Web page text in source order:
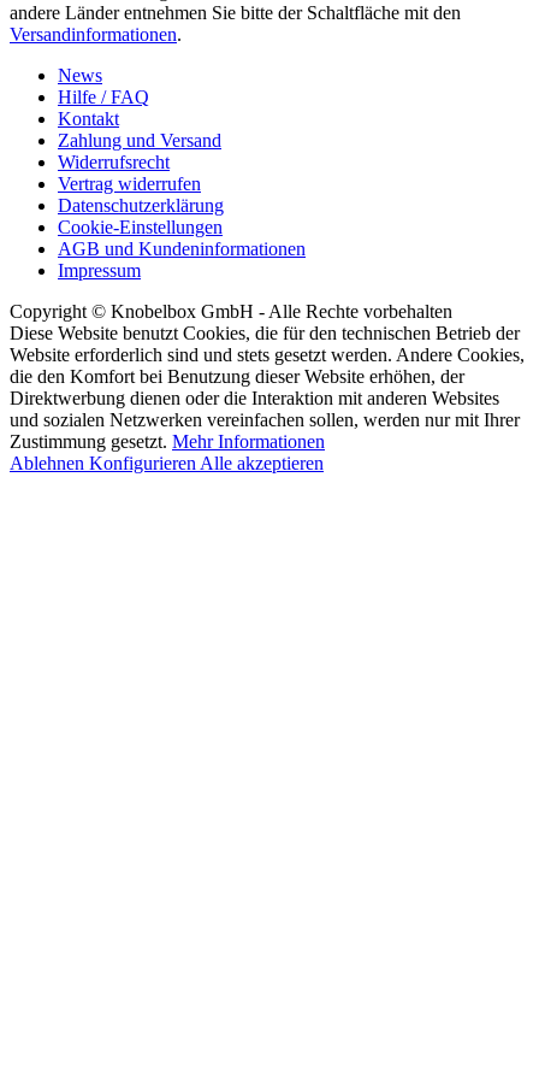
andere Länder entnehmen Sie bitte der Schaltfläche mit den
Versandinformationen.
News
Hilfe / FAQ
Kontakt
Zahlung und Versand
Widerrufsrecht
Vertrag widerrufen
Datenschutzerklärung
Cookie-Einstellungen
AGB und Kundeninformationen
Impressum
Copyright © Knobelbox GmbH - Alle Rechte vorbehalten
Diese Website benutzt Cookies, die für den technischen Betrieb der
Website erforderlich sind und stets gesetzt werden. Andere Cookies,
die den Komfort bei Benutzung dieser Website erhöhen, der
Direktwerbung dienen oder die Interaktion mit anderen Websites
und sozialen Netzwerken vereinfachen sollen, werden nur mit Ihrer
Zustimmung gesetzt. Mehr Informationen
Ablehnen Konfigurieren Alle akzeptieren